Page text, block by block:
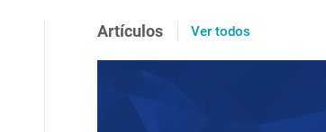
Artículos Ver todos